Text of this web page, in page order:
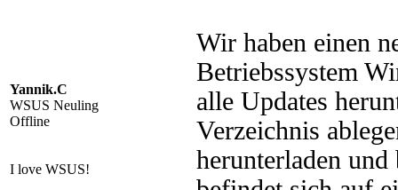
Yannik.C
WSUS Neuling
Offline
I love WSUS!
Wir haben einen
Betriebssystem
alle Updates
Verzeichnis
herunterladen